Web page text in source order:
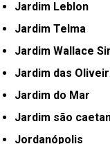
Jardim Leblon
Jardim Telma
Jardim Wallace
Jardim das
Jardim do Mar
Jardim são
Jordanópolis